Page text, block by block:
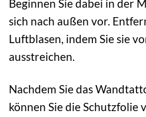
Beginnen Sie dabei in der
sich nach außen vor.
Luftblasen, indem Sie sie
ausstreichen.
Nachdem Sie das
können Sie die Schutzfolie